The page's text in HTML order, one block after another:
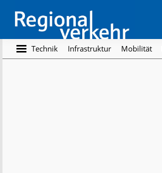
main
content
footer
Regionalverkehr
Die
Fachzeitschrift
Technik Infrastruktur Mobilität